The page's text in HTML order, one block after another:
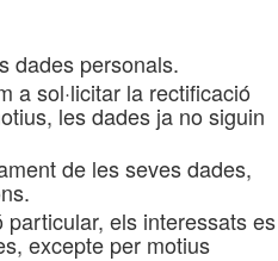
dades personals.
a sol·licitar la rectificació
les dades ja no siguin
de les seves dades,
els interessats es
excepte per motius